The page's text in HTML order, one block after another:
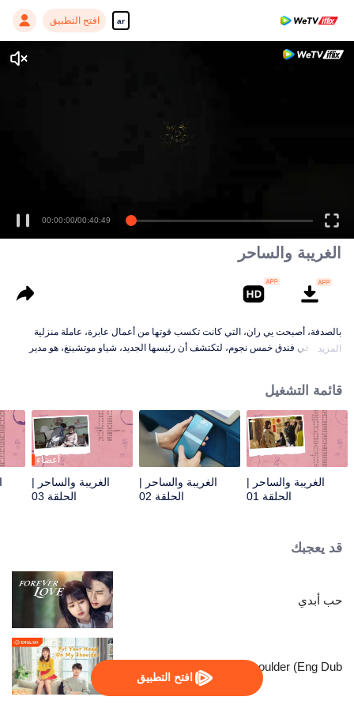
ar افتح التطبيق
افتح التطبيق
00:00:00/00:40:49
الغريبة والساحر
بالصدفة، أصبحت يي ران، التي كانت تكسب قوتها من أعمال عابرة، عاملة منزلية
محترفة في فندق خمس نجوم، لتكتشف أن رئيسها الجديد، شياو موتشينغ، هو مدير
المزيد
قائمة التشغيل
الغريبة والساحر |
الحلقة 01
الغريبة والساحر |
الحلقة 02
أعضاء
الغريبة والساحر |
الحلقة 03
قد يعجبك
حب أبدي
Put Your Head On My Shoulder (Eng Dub)